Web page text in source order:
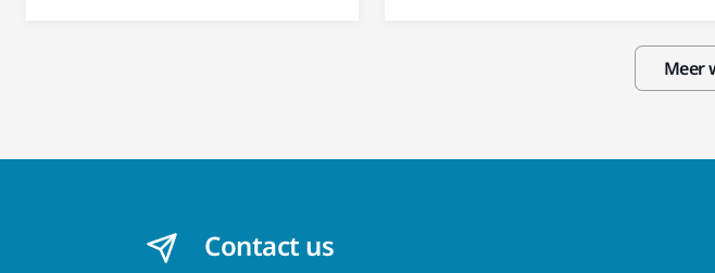
Meer
Contact us